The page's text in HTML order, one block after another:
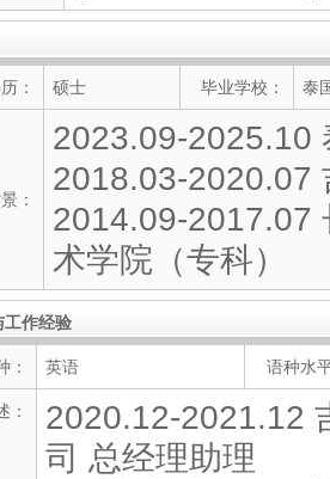
： 硕士 毕业学校： 泰
：
2023.09-2025.10
2018.03-2020.07
2014.09-2017.07
术学院（专科）
工作经验
： 英语 语种水
：
2020.12-2021.12
司 总经理助理